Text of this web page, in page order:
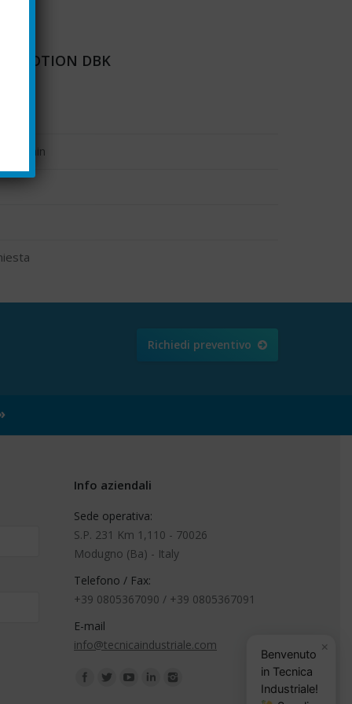
MOTION DBK
giri/min
Richiedi preventivo
Info aziendali
Sede operativa:
S.P. 231 Km 1,110 - 70026
Modugno (Ba) - Italy
Telefono / Fax:
+39 0805367090 / +39 0805367091
E-mail
info@tecnicaindustriale.com
Find us on:
×
Benvenuto
in Tecnica
Industriale!